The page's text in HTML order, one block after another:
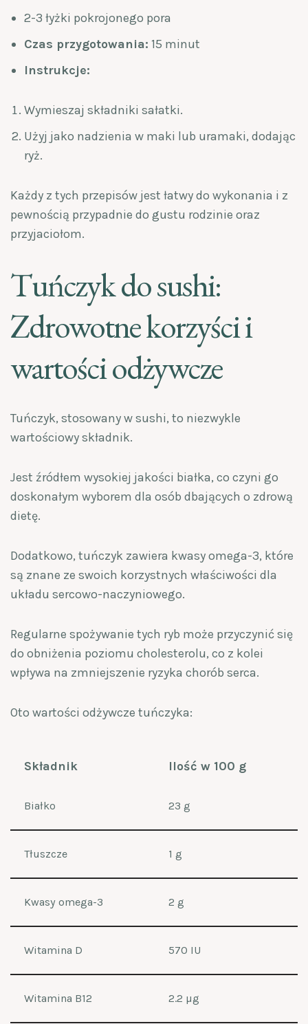
2-3 łyżki pokrojonego pora
Czas przygotowania: 15 minut
Instrukcje:
Wymieszaj składniki sałatki.
Użyj jako nadzienia w maki lub uramaki, dodając
ryż.
Każdy z tych przepisów jest łatwy do wykonania i z
pewnością przypadnie do gustu rodzinie oraz
przyjaciołom.
Tuńczyk do sushi:
Zdrowotne korzyści i
wartości odżywcze
Tuńczyk, stosowany w sushi, to niezwykle
wartościowy składnik.
Jest źródłem wysokiej jakości białka, co czyni go
doskonałym wyborem dla osób dbających o zdrową
dietę.
Dodatkowo, tuńczyk zawiera kwasy omega-3, które
są znane ze swoich korzystnych właściwości dla
układu sercowo-naczyniowego.
Regularne spożywanie tych ryb może przyczynić się
do obniżenia poziomu cholesterolu, co z kolei
wpływa na zmniejszenie ryzyka chorób serca.
Oto wartości odżywcze tuńczyka:
Składnik Ilość w 100 g
Białko 23 g
Tłuszcze 1 g
Kwasy omega-3 2 g
Witamina D 570 IU
Witamina B12 2.2 µg